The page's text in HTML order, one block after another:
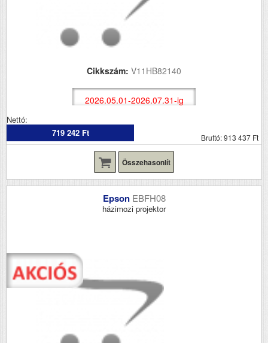
Cikkszám: V11HB82140
2026.05.01-2026.07.31-ig
Nettó:
719 242 Ft
Bruttó: 913 437 Ft
Összehasonlít
Epson EBFH08
házimozi projektor